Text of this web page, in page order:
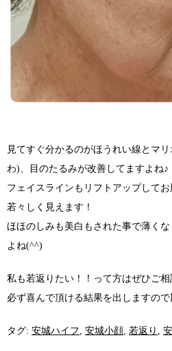
見てすぐ分かるのがほうれい線とマ
わ)、目のたるみが改善してますよね♪
フェイスラインもリフトアップして
若々しく見えます！
ほほのしみも美白もされた事で薄く
よね(^^)
私も若返りたい！！って方はぜひご相
必ず喜んで頂ける結果を出しますの
タグ: 安城ハイフ, 安城小顔, 若返り ,